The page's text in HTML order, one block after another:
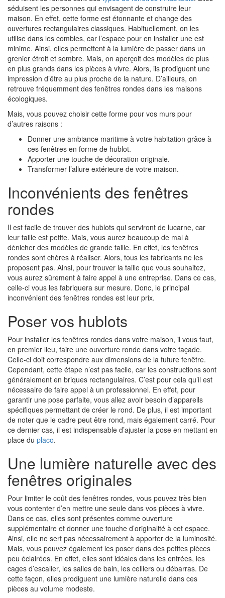
séduisent les personnes qui envisagent de construire leur
maison. En effet, cette forme est étonnante et change des
ouvertures rectangulaires classiques. Habituellement, on les
utilise dans les combles, car l’espace pour en installer une est
minime. Ainsi, elles permettent à la lumière de passer dans un
grenier étroit et sombre. Mais, on aperçoit des modèles de plus
en plus grands dans les pièces à vivre. Alors, ils prodiguent une
impression d’être au plus proche de la nature. D’ailleurs, on
retrouve fréquemment des fenêtres rondes dans les maisons
écologiques.
Mais, vous pouvez choisir cette forme pour vos murs pour
d’autres raisons :
Donner une ambiance maritime à votre habitation grâce à
ces fenêtres en forme de hublot.
Apporter une touche de décoration originale.
Transformer l’allure extérieure de votre maison.
Inconvénients des fenêtres
rondes
Il est facile de trouver des hublots qui serviront de lucarne, car
leur taille est petite. Mais, vous aurez beaucoup de mal à
dénicher des modèles de grande taille. En effet, les fenêtres
rondes sont chères à réaliser. Alors, tous les fabricants ne les
proposent pas. Ainsi, pour trouver la taille que vous souhaitez,
vous aurez sûrement à faire appel à une entreprise. Dans ce cas,
celle-ci vous les fabriquera sur mesure. Donc, le principal
inconvénient des fenêtres rondes est leur prix.
Poser vos hublots
Pour installer les fenêtres rondes dans votre maison, il vous faut,
en premier lieu, faire une ouverture ronde dans votre façade.
Celle-ci doit correspondre aux dimensions de la future fenêtre.
Cependant, cette étape n’est pas facile, car les constructions sont
généralement en briques rectangulaires. C’est pour cela qu’il est
nécessaire de faire appel à un professionnel. En effet, pour
garantir une pose parfaite, vous allez avoir besoin d’appareils
spécifiques permettant de créer le rond. De plus, il est important
de noter que le cadre peut être rond, mais également carré. Pour
ce dernier cas, il est indispensable d’ajuster la pose en mettant en
place du placo.
Une lumière naturelle avec des
fenêtres originales
Pour limiter le coût des fenêtres rondes, vous pouvez très bien
vous contenter d’en mettre une seule dans vos pièces à vivre.
Dans ce cas, elles sont présentes comme ouverture
supplémentaire et donner une touche d’originalité à cet espace.
Ainsi, elle ne sert pas nécessairement à apporter de la luminosité.
Mais, vous pouvez également les poser dans des petites pièces
peu éclairées. En effet, elles sont idéales dans les entrées, les
cages d’escalier, les salles de bain, les celliers ou débarras. De
cette façon, elles prodiguent une lumière naturelle dans ces
pièces au volume modeste.